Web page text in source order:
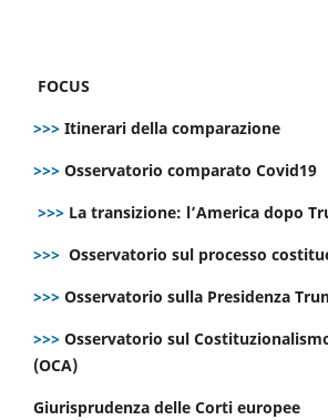
FOCUS
>>> Itinerari della comparazione
>>> Osservatorio comparato Covid19
>>> La transizione: l’America dopo
>>> Osservatorio sul processo
>>> Osservatorio sulla Presidenza
>>> Osservatorio sul
(OCA)
Giurisprudenza delle Corti europee